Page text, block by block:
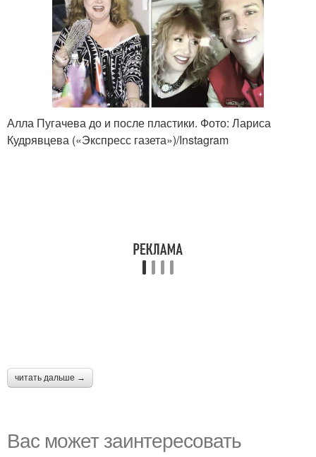
Алла Пугачева до и после пластики. Фото: Лариса
Кудрявцева («Экспресс газета»)/Instagram
читать дальше →
Вас может заинтересовать